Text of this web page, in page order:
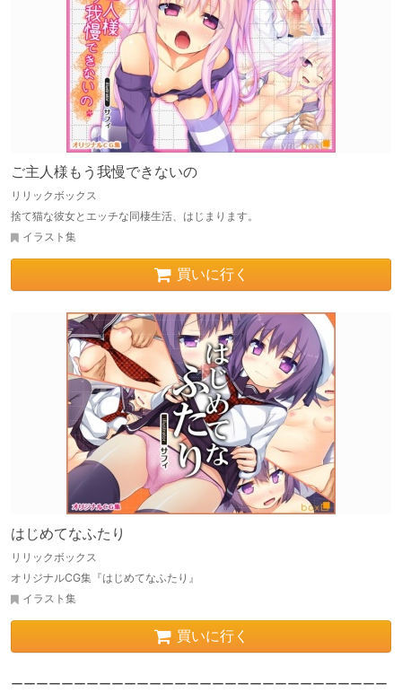
ご主人様もう我慢できないの
リリックボックス
捨て猫な彼女とエッチな同棲生活、はじまります。
イラスト集
買いに行く
はじめてなふたり
リリックボックス
オリジナルCG集『はじめてなふたり』
イラスト集
買いに行く
ーーーーーーーーーーーーーーーーーーーーーーーーーーーーーー